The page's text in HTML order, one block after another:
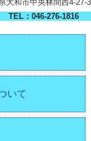
大和市中央林間西4-27-3
TEL：046-276-1816
いて